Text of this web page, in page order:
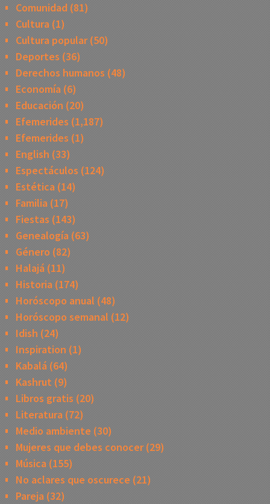
Comunidad(81)
Cultura(1)
Cultura popular(50)
Deportes (36)
Derechos humanos (48)
Economía(6)
Educación (20)
Efemerides (1,187)
Efemerides (1)
English (33)
Espectáculos (124)
Estética(14)
Familia(17)
Fiestas (143)
Genealogía(63)
Género (82)
Halajá(11)
Historia(174)
Horóscopo anual (48)
Horóscopo semanal (12)
Idish (24)
Inspiration (1)
Kabalá(64)
Kashrut (9)
Libros gratis (20)
Literatura(72)
Medio ambiente (30)
Mujeres que debes conocer(29)
Música(155)
No aclares que oscurece (21)
Pareja(32)